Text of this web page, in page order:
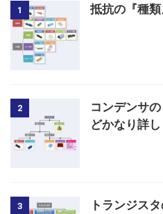
1 抵抗の『種
2
コンデンサ
どかなり詳し
3
トランジス